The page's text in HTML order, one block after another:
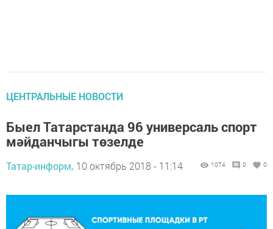
ЦЕНТРАЛЬНЫЕ НОВОСТИ
Быел Татарстанда 96 универсаль спорт
мәйданчыгы төзелде
Татар-информ, 10 октябрь 2018 - 11:14 1074 0 0